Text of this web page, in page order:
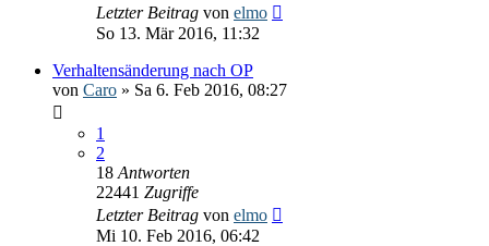
Letzter Beitrag von elmo
So 13. Mär 2016, 11:32
Verhaltensänderung nach OP
von Caro » Sa 6. Feb 2016, 08:27
1
2
18 Antworten
22441 Zugriffe
Letzter Beitrag von elmo
Mi 10. Feb 2016, 06:42